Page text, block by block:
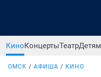
КиноКонцертыТеатрДетям
ОМСК АФИША КИНО